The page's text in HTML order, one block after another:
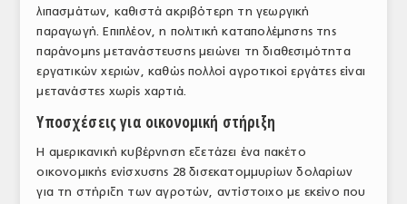
λιπασμάτων, καθιστά ακριβότερη τη γεωργική
παραγωγή. Επιπλέον, η πολιτική καταπολέμησης της
παράνομης μετανάστευσης μειώνει τη διαθεσιμότητα
εργατικών χεριών, καθώς πολλοί αγροτικοί εργάτες είναι
μετανάστες χωρίς χαρτιά.
Υποσχέσεις για οικονομική στήριξη
Η αμερικανική κυβέρνηση εξετάζει ένα πακέτο
οικονομικής ενίσχυσης 28 δισεκατομμυρίων δολαρίων
για τη στήριξη των αγροτών, αντίστοιχο με εκείνο που